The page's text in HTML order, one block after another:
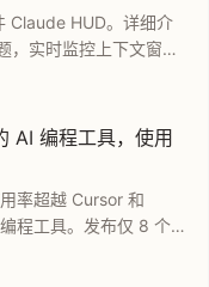
Claude HUD。详细介
，实时监控上下文窗
装与配置教程，助你
AI 编程工具，使用
率超越 Cursor 和
程工具。发布仅 8 个月
升编程效率方面的显著